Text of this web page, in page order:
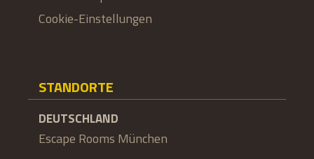
Cookie-Einstellungen
STANDORTE
DEUTSCHLAND
Escape Rooms München